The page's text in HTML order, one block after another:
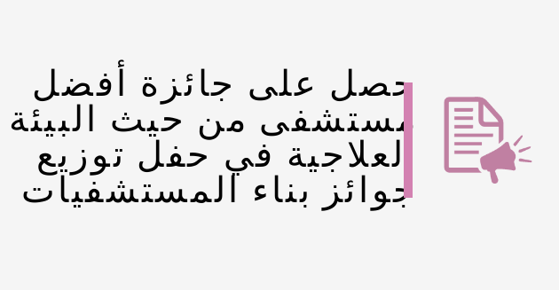
حصل على جائزة أفضل
مستشفى من حيث البيئة
العلاجية في حفل توزيع
جوائز بناء المستشفيات